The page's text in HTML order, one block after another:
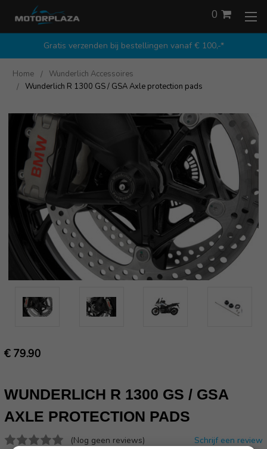
Gratis verzenden bij bestellingen vanaf € 100,-*
0
Home
Wunderlich Accessoires
Wunderlich R 1300 GS / GSA Axle protection pads
€ 79.90
WUNDERLICH R 1300 GS / GSA
AXLE PROTECTION PADS
(Nog geen reviews) Schrijf een review